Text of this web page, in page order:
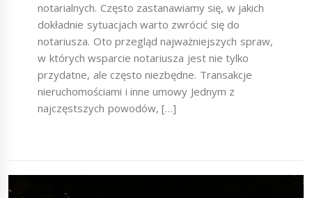
notarialnych. Często zastanawiamy się, w jakich
dokładnie sytuacjach warto zwrócić się do
notariusza. Oto przegląd najważniejszych spraw,
w których wsparcie notariusza jest nie tylko
przydatne, ale często niezbędne. Transakcje
nieruchomościami i inne umowy Jednym z
najczęstszych powodów, […]